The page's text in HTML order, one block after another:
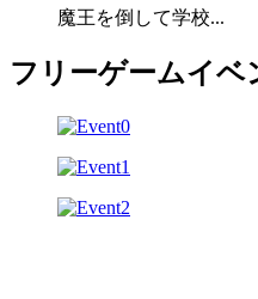
魔王を倒して学校...
フリーゲームイベ